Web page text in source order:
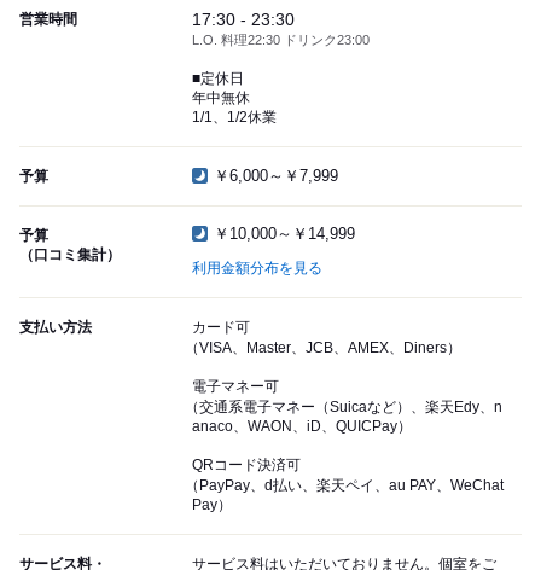
営業時間 17:30 - 23:30
L.O. 料理22:30 ドリンク23:00
■定休日
年中無休
1/1、1/2休業
予算 ￥6,000～￥7,999
予算
（口コミ集計）
￥10,000～￥14,999
利用金額分布を見る
支払い方法
カード可
（VISA、Master、JCB、AMEX、Diners）
電子マネー可
（交通系電子マネー（Suicaなど）、楽天Edy、n
anaco、WAON、iD、QUICPay）
QRコード決済可
（PayPay、d払い、楽天ペイ、au PAY、WeChat
Pay）
サービス料・
サービス料はいただいておりません。個室をご